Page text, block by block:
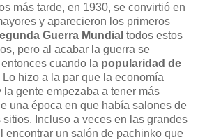
más tarde, en 1930, se convirtió en
y aparecieron los primeros
Guerra Mundial todos estos
pero al acabar la guerra se
cuando la popularidad de
Lo hizo a la par que la economía
gente empezaba a tener más
una época en que había salones de
Incluso a veces en las grandes
encontrar un salón de pachinko que